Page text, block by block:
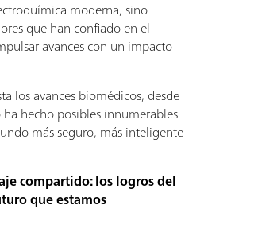
moderna, sino
que han confiado en el
avances con un impacto
los avances biomédicos, desde
hecho posibles innumerables
más seguro, más inteligente
compartido: los logros del
que estamos